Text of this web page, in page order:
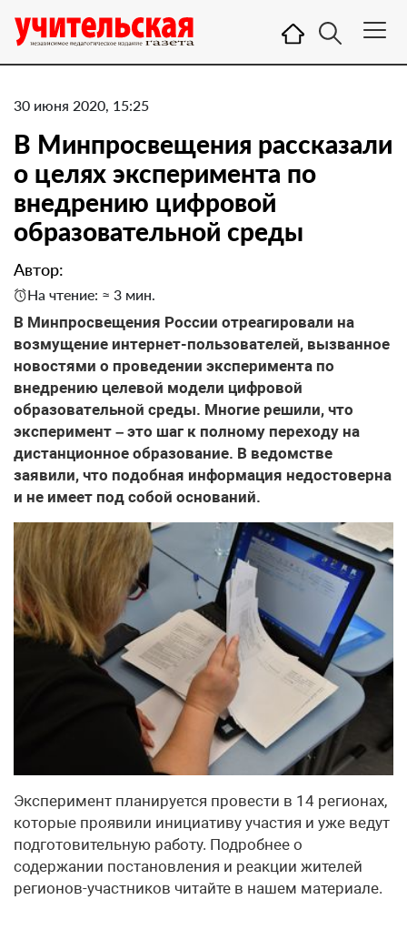
30 июня 2020, 15:25
В Минпросвещения рассказали
о целях эксперимента по
внедрению цифровой
образовательной среды
Автор:
На чтение: ≈ 3 мин.
В Минпросвещения России отреагировали на
возмущение интернет-пользователей, вызванное
новостями о проведении эксперимента по
внедрению целевой модели цифровой
образовательной среды. Многие решили, что
эксперимент – это шаг к полному переходу на
дистанционное образование. В ведомстве
заявили, что подобная информация недостоверна
и не имеет под собой оснований.
Эксперимент планируется провести в 14 регионах,
которые проявили инициативу участия и уже ведут
подготовительную работу. Подробнее о
содержании постановления и реакции жителей
регионов-участников читайте в нашем материале.